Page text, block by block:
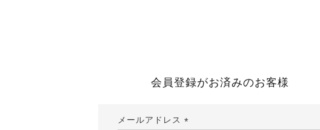
会員登録がお済みのお客様
メールアドレス